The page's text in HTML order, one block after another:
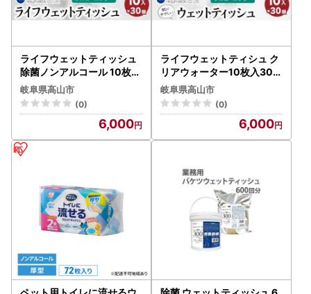
ライフウェットティッシュ
除菌ノンアルコール 10枚入
30個セット 平和メディク
ティッシュ 除菌 持ち運び
携帯用 GX008 日用品
岐阜県高山市
(0)
6,000
ライフウェットティシュ ク
リアウォーター10枚入30個
セット 平和メディク ティッ
シュ 除菌 持ち運び 携帯用
日用品 GX013
岐阜県高山市
(0)
6,000